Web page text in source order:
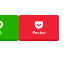
Pocket